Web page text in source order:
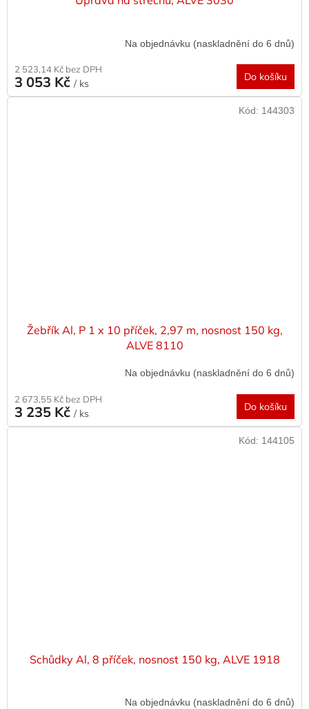
Na objednávku (naskladnění do 6 dnů)
2 523,14 Kč bez DPH
3 053 Kč / ks
Do košíku
Žebřík Al, P 1 x 10 příček, 2,97 m, nosnost 150 kg,
ALVE 8110
Na objednávku (naskladnění do 6 dnů)
2 673,55 Kč bez DPH
3 235 Kč / ks
Do košíku
Kód: 144303
Schůdky Al, 8 příček, nosnost 150 kg, ALVE 1918
Na objednávku (naskladnění do 6 dnů)
Kód: 144105